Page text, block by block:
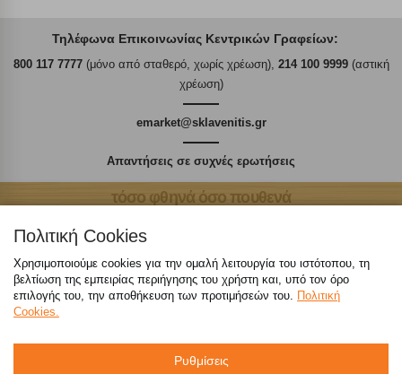
Τηλέφωνα Επικοινωνίας Κεντρικών Γραφείων:
800 117 7777(μόνο από σταθερό, χωρίς χρέωση), 214 100 9999(αστική
χρέωση)
emarket@sklavenitis.gr
Απαντήσεις σε συχνές ερωτήσεις
τόσο φθηνά όσο πουθενά
Καταστήματα
Πολιτική Cookies
Χρησιμοποιούμε cookies για την ομαλή λειτουργία του ιστότοπου, τη
βελτίωση της εμπειρίας περιήγησης του χρήστη και, υπό τον όρο
επιλογής του, την αποθήκευση των προτιμήσεών του. Πολιτική
Cookies.
Ρυθμίσεις